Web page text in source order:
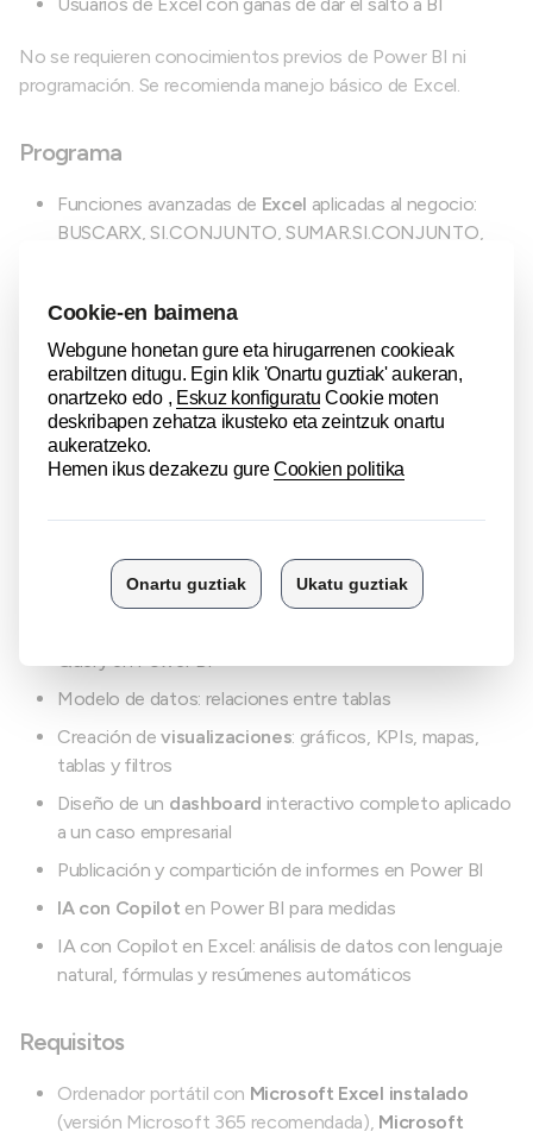
No se requieren conocimientos previos de Power BI ni
programación. Se recomienda manejo básico de Excel.
Programa
Funciones avanzadas de Excel aplicadas al negocio:
BUSCARX, SI.CONJUNTO, SUMAR.SI.CONJUNTO,
Nuevas funciones dinámicas (FILTRAR, ÚNICOS,
ORDENAR, APILARV/APILARH, etc...)
Tablas dinámicas: creación, segmentación y análisis
multidimensional
Introducción aPower Querydesde Excel: conexión a
fuentes de datos y transformaciones básicas
combinación y actualización de datos sin código
Introducción aPower BI: interfaz, flujo de trabajo y
diferencias con Excel
Query en Power BI
Modelo de datos: relaciones entre tablas
Creación devisualizaciones: gráficos, KPIs, mapas,
tablas y filtros
Diseño de un dashboard interactivo completo aplicado
a un caso empresarial
Publicación y compartición de informes en Power BI
IA con Copilot en Power BI para medidas
IA con Copilot en Excel: análisis de datos con lenguaje
natural, fórmulas y resúmenes automáticos
Requisitos
Ordenador portátil con Microsoft Excel instalado
(versión Microsoft 365 recomendada), Microsoft